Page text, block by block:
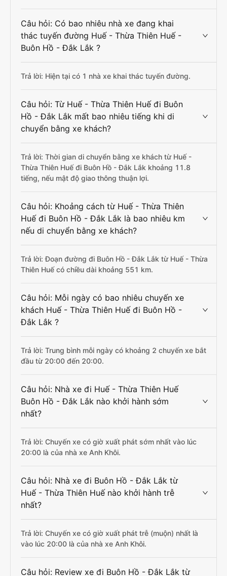
Câu hỏi: Có bao nhiêu nhà xe đang khai
thác tuyến đường Huế - Thừa Thiên Huế -
Buôn Hồ - Đắk Lắk ?
Trả lời: Hiện tại có 1 nhà xe khai thác tuyến đường.
Câu hỏi: Từ Huế - Thừa Thiên Huế đi Buôn
Hồ - Đắk Lắk mất bao nhiêu tiếng khi di
chuyển bằng xe khách?
Trả lời: Thời gian di chuyển bằng xe khách từ Huế -
Thừa Thiên Huế đi Buôn Hồ - Đắk Lắk khoảng 11.8
tiếng, nếu mật độ giao thông thuận lợi.
Câu hỏi: Khoảng cách từ Huế - Thừa Thiên
Huế đi Buôn Hồ - Đắk Lắk là bao nhiêu km
nếu di chuyển bằng xe khách?
Trả lời: Đoạn đường đi Buôn Hồ - Đắk Lắk từ Huế - Thừa
Thiên Huế có chiều dài khoảng 551 km.
Câu hỏi: Mỗi ngày có bao nhiêu chuyến xe
khách Huế - Thừa Thiên Huế đi Buôn Hồ -
Đắk Lắk ?
Trả lời: Trung bình mỗi ngày có khoảng 2 chuyến xe bắt
đầu từ 20:00 đến 20:00.
Câu hỏi: Nhà xe đi Huế - Thừa Thiên Huế
Buôn Hồ - Đắk Lắk nào khởi hành sớm
nhất?
Trả lời: Chuyến xe có giờ xuất phát sớm nhất vào lúc
20:00 là của nhà xe Anh Khôi.
Câu hỏi: Nhà xe đi Buôn Hồ - Đắk Lắk từ
Huế - Thừa Thiên Huế nào khởi hành trễ
nhất?
Trả lời: Chuyến xe có giờ xuất phát trễ (muộn) nhất là
vào lúc 20:00 là của nhà xe Anh Khôi.
Câu hỏi: Review xe đi Buôn Hồ - Đắk Lắk từ